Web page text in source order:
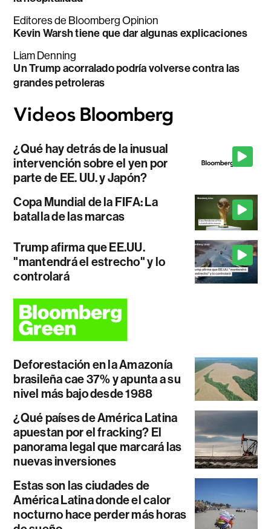
Editores de Bloomberg Opinion
Kevin Warsh tiene que dar algunas explicaciones
Liam Denning
Un Trump acorralado podría volverse contra las
grandes petroleras
¿Qué hay detrás de la inusual
intervención sobre el yen por
parte de EE. UU. y Japón?
Copa Mundial de la FIFA: La
batalla de las marcas
Trump afirma que EE.UU.
"mantendrá el estrecho" y lo
controlará
Deforestación en la Amazonía
brasileña cae 37% y apunta a su
nivel más bajo desde 1988
¿Qué países de América Latina
apuestan por el fracking? El
panorama legal que marcará las
nuevas inversiones
Estas son las ciudades de
América Latina donde el calor
nocturno hace perder más horas